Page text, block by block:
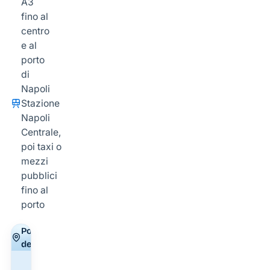
fino al
centro
e al
porto
di
Napoli
Stazione
Napoli
Centrale,
poi taxi o
mezzi
pubblici
fino al
porto
Posizione
del molo